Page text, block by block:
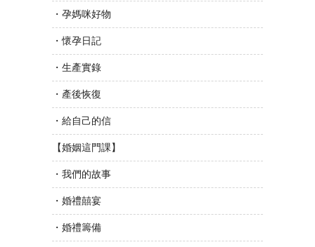
・孕媽咪好物
・懷孕日記
・生產實錄
・產後恢復
・給自己的信
【婚姻這門課】
・我們的故事
・婚禮囍宴
・婚禮籌備